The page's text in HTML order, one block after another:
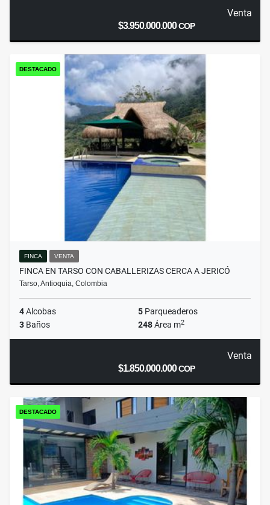
Venta
$3.950.000.000COP
DESTACADO
FINCA VENTA
FINCA EN TARSO CON CABALLERIZAS CERCA A JERICÓ
Tarso, Antioquia, Colombia
4Alcobas 5 Parqueaderos
3 Baños 248Área m2
Venta
$1.850.000.000COP
DESTACADO